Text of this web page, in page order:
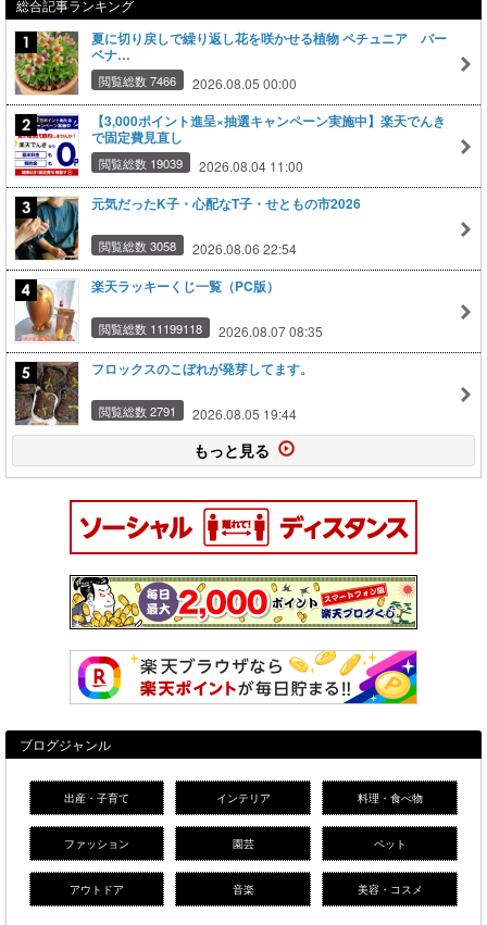
総合記事ランキング
夏に切り戻しで繰り返し花を咲かせる植物 ペチュニア バー
ベナ…
閲覧総数 7466 2026.08.05 00:00
【3,000ポイント進呈×抽選キャンペーン実施中】楽天でんき
で固定費見直し
閲覧総数 19039 2026.08.04 11:00
元気だったK子・心配なT子・せともの市2026
閲覧総数 3058 2026.08.06 22:54
楽天ラッキーくじ一覧（PC版）
閲覧総数 11199118 2026.08.07 08:35
フロックスのこぼれが発芽してます。
閲覧総数 2791 2026.08.05 19:44
もっと見る
ブログジャンル
出産・子育て インテリア 料理・食べ物
ファッション 園芸 ペット
アウトドア 音楽 美容・コスメ